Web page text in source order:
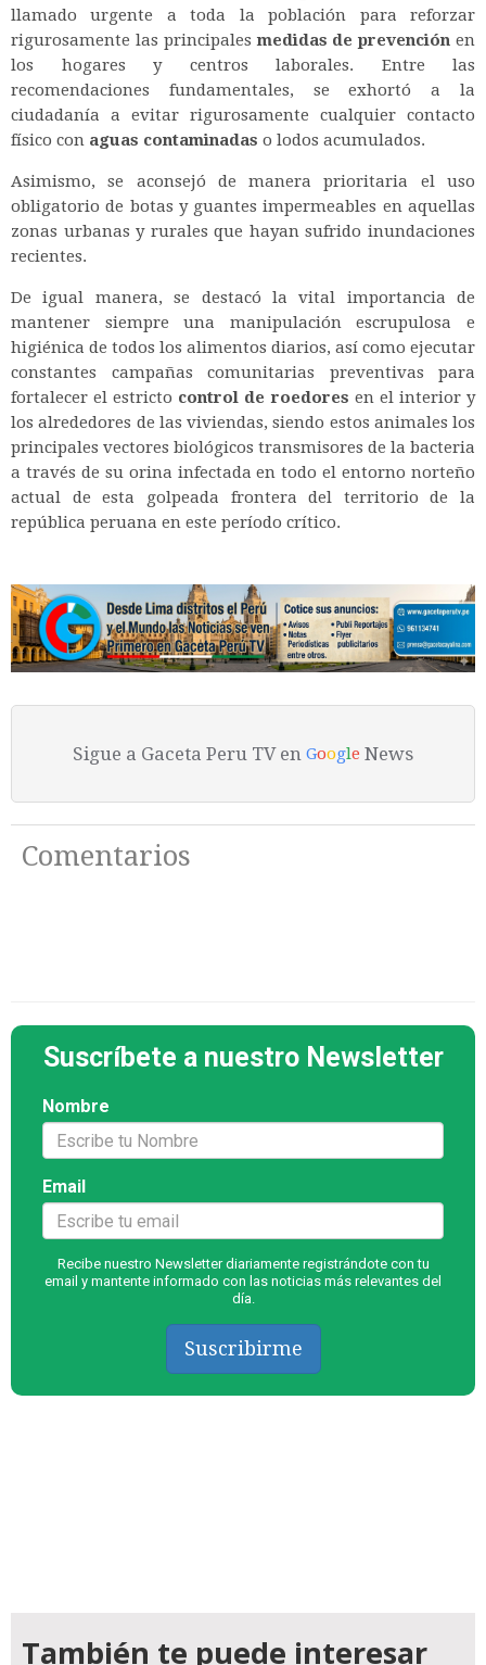
llamado urgente a toda la población para reforzar
rigurosamente las principalesmedidas de prevención en
los hogares y centros laborales. Entre las
recomendaciones fundamentales, se exhortó a la
ciudadanía a evitar rigurosamente cualquier contacto
físico con aguas contaminadas o lodos acumulados.
Asimismo, se aconsejó de manera prioritaria el uso
obligatorio de botas y guantes impermeables en aquellas
zonas urbanas y rurales que hayan sufrido inundaciones
recientes.
De igual manera, se destacó la vital importancia de
mantener siempre una manipulación escrupulosa e
higiénica de todos los alimentos diarios, así como ejecutar
constantes campañas comunitarias preventivas para
fortalecer el estricto control de roedores en el interior y
los alrededores de las viviendas, siendo estos animales los
principales vectores biológicos transmisores de la bacteria
a través de su orina infectada en todo el entorno norteño
actual de esta golpeada frontera del territorio de la
república peruana en este período crítico.
Sigue a Gaceta Peru TV en Google News
Comentarios
Suscríbete a nuestro Newsletter
Nombre
Email
Recibe nuestro Newsletter diariamente registrándote con tu
email y mantente informado con las noticias más relevantes del
día.
Suscribirme
También te puede interesar